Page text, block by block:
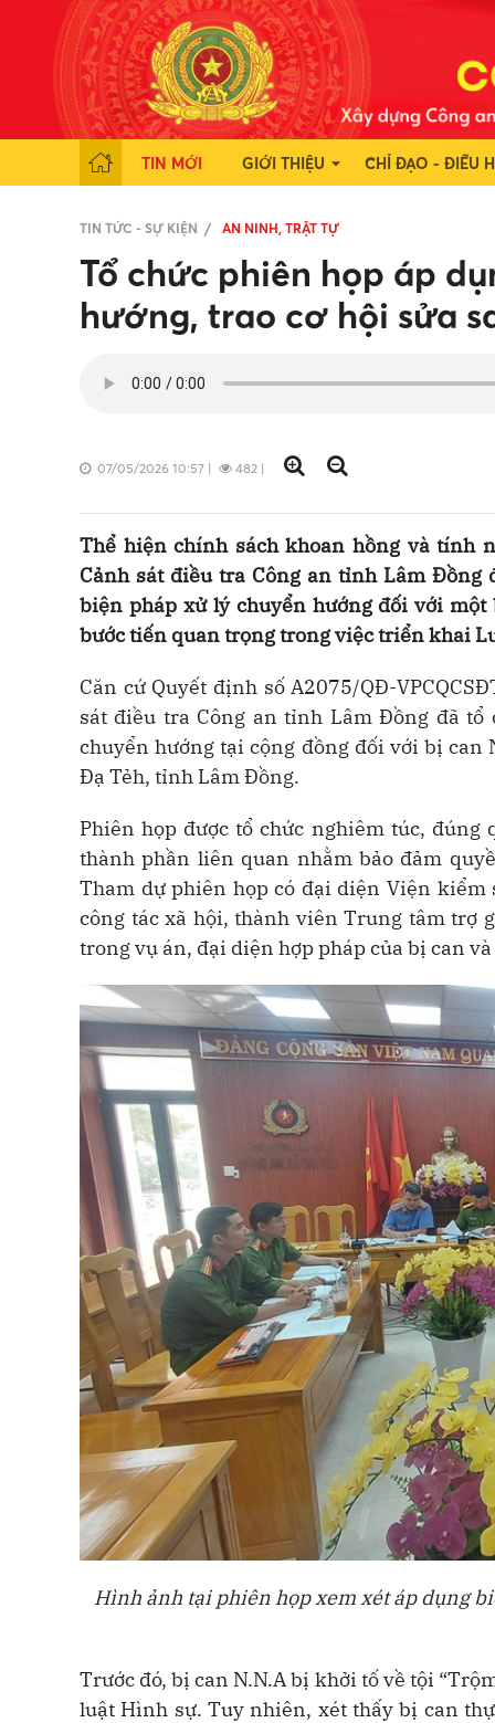
TIN MỚI GIỚI THIỆU CHỈ ĐẠO - ĐIỀU
TIN TỨC - SỰ KIỆN AN NINH, TRẬT TỰ
Tổ chức phiên họp áp
hướng, trao cơ hội sửa
07/05/2026 10:57 | 482 |
Thể hiện chính sách khoan hồng và tính
Cảnh sát điều tra Công an tỉnh Lâm
biện pháp xử lý chuyển hướng đối với
bước tiến quan trọng trong việc triển khai
Căn cứ Quyết định số A2075/QĐ-
sát điều tra Công an tỉnh Lâm Đồng đã
chuyển hướng tại cộng đồng đối với bị can
Đạ Tẻh, tỉnh Lâm Đồng.
Phiên họp được tổ chức nghiêm túc,
thành phần liên quan nhằm bảo đảm
Tham dự phiên họp có đại diện Viện
công tác xã hội, thành viên Trung tâm trợ
trong vụ án, đại diện hợp pháp của bị can
Hình ảnh tại phiên họp xem xét áp dụng
Trước đó, bị can N.N.A bị khởi tố về tội
luật Hình sự. Tuy nhiên, xét thấy bị can